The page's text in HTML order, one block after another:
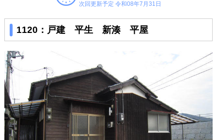
次回更新予定 令和08年7月31日
1120：戸建 平生 新湊 平屋